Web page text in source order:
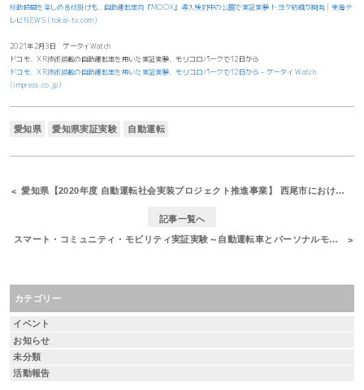
移動時間を楽しめる仕掛けも…自動運転車両『MOOX』導入検討中の公園で実証実験 トヨタ紡織が開発 | 東海テ
レビNEWS (tokai-tv.com)
2021年2月3日 ケータイWatch
ドコモ、XR技術搭載の自動運転車を用いた実証実験、モリコロパークで12日から
ドコモ、XR技術搭載の自動運転車を用いた実証実験、モリコロパークで12日から – ケータイ Watch
(impress.co.jp)
愛知県 愛知県実証実験 自動運転
愛知県【2020年度 自動運転社会実装プロジェクト推進事業】 西尾市における自動運転タクシーのコンセプト車両運行実施に参加をしました
記事一覧へ
スマート・コミュニティ・モビリティ実証実験～自動運転車とパーソナルモビリティの連携による病院への移動支援～に参加協力いたしました
カテゴリー
イベント
お知らせ
未分類
活動報告